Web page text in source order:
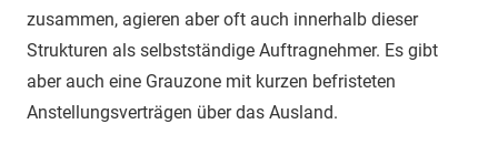
zusammen, agieren aber oft auch innerhalb dieser
Strukturen als selbstständige Auftragnehmer. Es gibt
aber auch eine Grauzone mit kurzen befristeten
Anstellungsverträgen über das Ausland.